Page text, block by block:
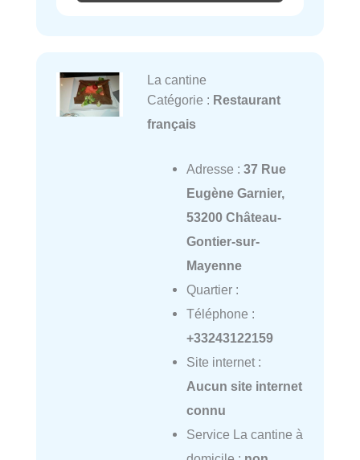
La cantine
Catégorie : Restaurant
français
Adresse : 37 Rue
Eugène Garnier,
53200 Château-
Gontier-sur-
Mayenne
Quartier :
Téléphone :
+33243122159
Site internet :
Aucun site internet
connu
Service La cantine à